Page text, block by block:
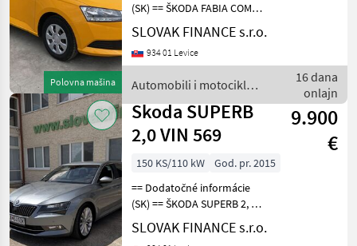
Polovna mašina
(SK) == ŠKODA FABIA COMBI
1, 0 TSI benzín r.v. 10/2018,
76 285 km, EURO 6, 70 kW,
999 cm3, manuál 5st,
rádio, Bluet
SLOVAK FINANCE s.r.o.
934 01 Levice
Automobili i motocikli /
Skoda
16 dana
onlajn
Skoda SUPERB
2,0 VIN 569
9.900
€
150 KS/110 kW
God. pr. 2015
== Dodatočné informácie
(SK) == ŠKODA SUPERB 2, 0
diesel r.v. 12/2015, 284 877
km, EURO 6b, 110 kW, 1968
SLOVAK FINANCE s.r.o.